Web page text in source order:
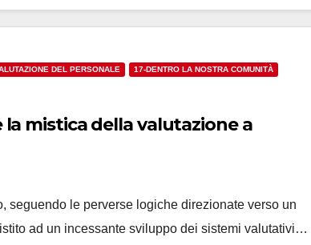
DEL PERSONALE 17-DENTRO LA NOSTRA COMUNITÀ
mistica della valutazione a
seguendo le perverse logiche direzionate verso un
ad un incessante sviluppo dei sistemi valutativi…